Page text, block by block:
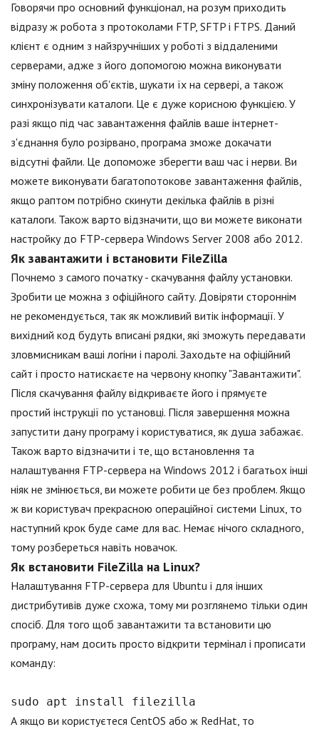
Говорячи про основний функціонал, на розум приходить
відразу ж робота з протоколами FTP, SFTP і FTPS. Даний
клієнт є одним з найзручніших у роботі з віддаленими
серверами, адже з його допомогою можна виконувати
зміну положення об'єктів, шукати їх на сервері, а також
синхронізувати каталоги. Це є дуже корисною функцією. У
разі якщо під час завантаження файлів ваше інтернет-
з'єднання було розірвано, програма зможе докачати
відсутні файли. Це допоможе зберегти ваш час і нерви. Ви
можете виконувати багатопотокове завантаження файлів,
якщо раптом потрібно скинути декілька файлів в різні
каталоги. Також варто відзначити, що ви можете виконати
настройку до FTP-сервера Windows Server 2008 або 2012.
Як завантажити і встановити FileZilla
Почнемо з самого початку - скачування файлу установки.
Зробити це можна з офіційного сайту. Довіряти стороннім
не рекомендується, так як можливий витік інформації. У
вихідний код будуть вписані рядки, які зможуть передавати
зловмисникам ваші логіни і паролі. Заходьте на офіційний
сайт і просто натискаєте на червону кнопку "Завантажити".
Після скачування файлу відкриваєте його і прямуєте
простий інструкції по установці. Після завершення можна
запустити дану програму і користуватися, як душа забажає.
Також варто відзначити і те, що встановлення та
налаштування FTP-сервера на Windows 2012 і багатьох інші
ніяк не змінюється, ви можете робити це без проблем. Якщо
ж ви користувач прекрасною операційної системи Linux, то
наступний крок буде саме для вас. Немає нічого складного,
тому розбереться навіть новачок.
Як встановити FileZilla на Linux?
Налаштування FTP-сервера для Ubuntu і для інших
дистрибутивів дуже схожа, тому ми розглянемо тільки один
спосіб. Для того щоб завантажити та встановити цю
програму, нам досить просто відкрити термінал і прописати
команду:
sudo apt install filezilla
А якщо ви користуєтеся CentOS або ж RedHat, то